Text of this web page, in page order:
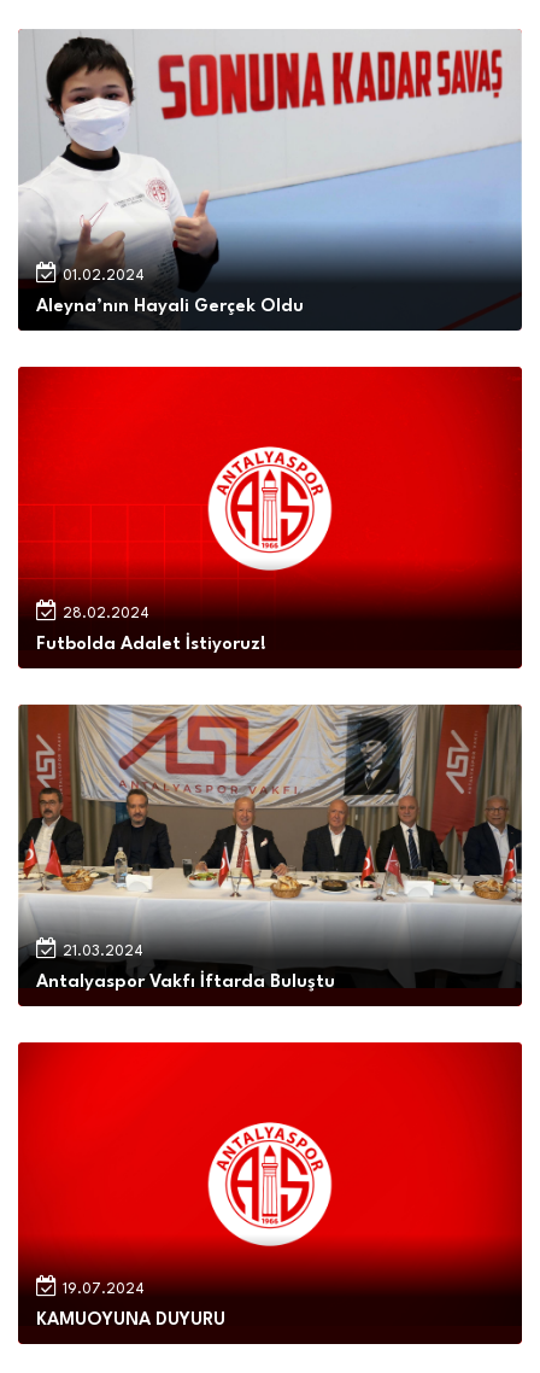
01.02.2024
Aleyna’nın Hayali Gerçek Oldu
28.02.2024
Futbolda Adalet İstiyoruz!
21.03.2024
Antalyaspor Vakfı İftarda Buluştu
19.07.2024
KAMUOYUNA DUYURU